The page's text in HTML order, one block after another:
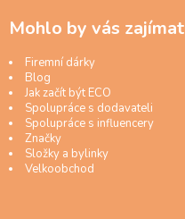
Mohlo by vás zajímat
Firemní dárky
Blog
Jak začít být ECO
Spolupráce s dodavateli
Spolupráce s influencery
Značky
Složky a bylinky
Velkoobchod